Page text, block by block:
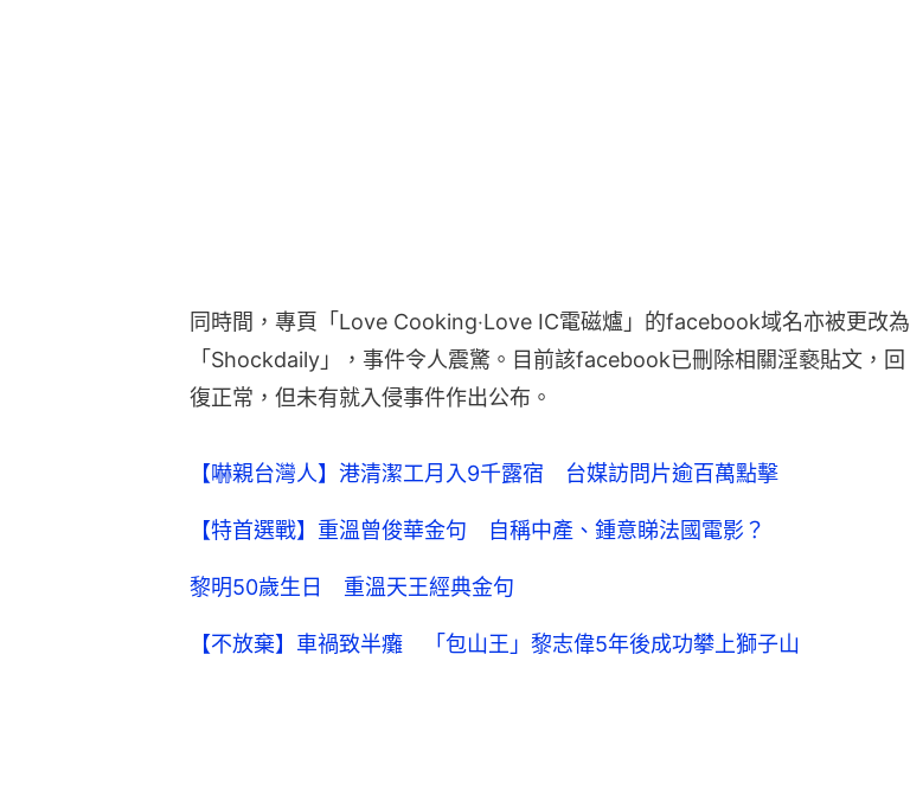
同時間，專頁「Love Cooking‧Love IC電磁爐」的facebook域名亦被更改為
「Shockdaily」，事件令人震驚。目前該facebook已刪除相關淫褻貼文，回
復正常，但未有就入侵事件作出公布。
【嚇親台灣人】港清潔工月入9千露宿 台媒訪問片逾百萬點擊
【特首選戰】重溫曾俊華金句 自稱中產、鍾意睇法國電影？
黎明50歲生日 重溫天王經典金句
【不放棄】車禍致半癱 「包山王」黎志偉5年後成功攀上獅子山